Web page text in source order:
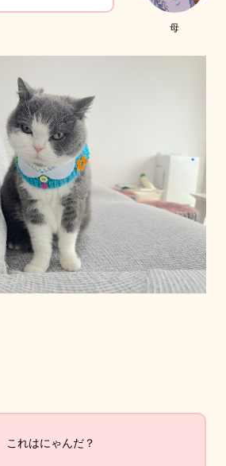
母
これはにゃんだ？